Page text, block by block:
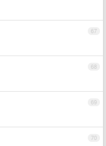
67
68
69
70